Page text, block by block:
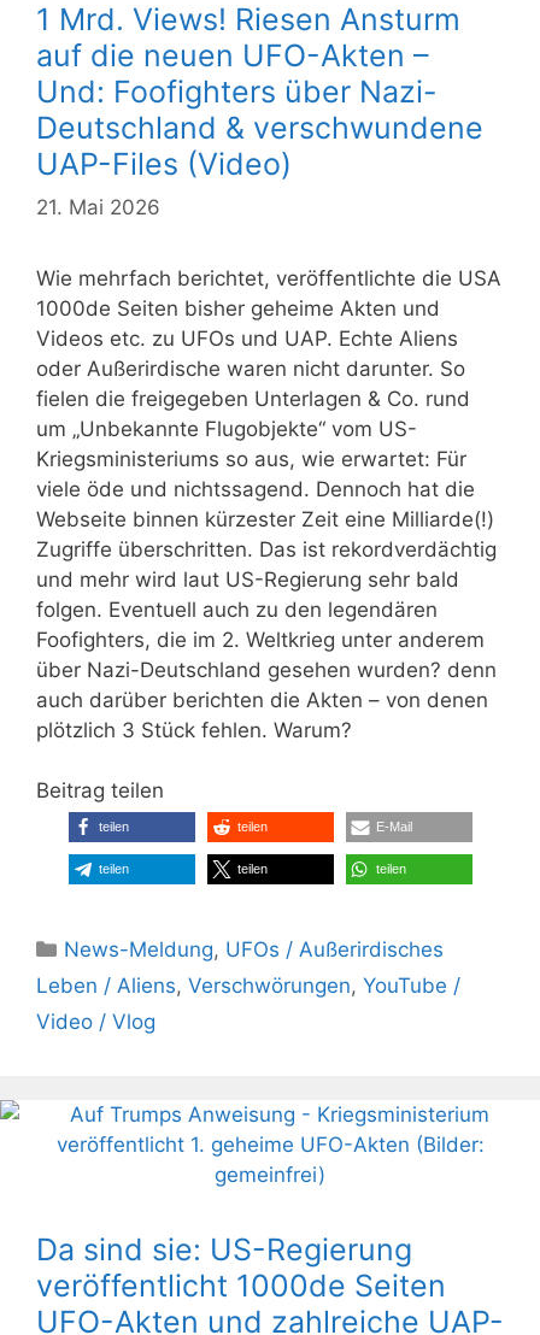
1 Mrd. Views! Riesen Ansturm
auf die neuen UFO-Akten –
Und: Foofighters über Nazi-
Deutschland & verschwundene
UAP-Files (Video)
21. Mai 2026
Wie mehrfach berichtet, veröffentlichte die USA
1000de Seiten bisher geheime Akten und
Videos etc. zu UFOs und UAP. Echte Aliens
oder Außerirdische waren nicht darunter. So
fielen die freigegeben Unterlagen & Co. rund
um „Unbekannte Flugobjekte“ vom US-
Kriegsministeriums so aus, wie erwartet: Für
viele öde und nichtssagend. Dennoch hat die
Webseite binnen kürzester Zeit eine Milliarde(!)
Zugriffe überschritten. Das ist rekordverdächtig
und mehr wird laut US-Regierung sehr bald
folgen. Eventuell auch zu den legendären
Foofighters, die im 2. Weltkrieg unter anderem
über Nazi-Deutschland gesehen wurden? denn
auch darüber berichten die Akten – von denen
plötzlich 3 Stück fehlen. Warum?
Beitrag teilen
teilen teilen E-Mail
teilen teilen teilen
Kategorien
News-Meldung, UFOs / Außerirdisches
Leben / Aliens, Verschwörungen, YouTube /
Video / Vlog
Da sind sie: US-Regierung
veröffentlicht 1000de Seiten
UFO-Akten und zahlreiche UAP-